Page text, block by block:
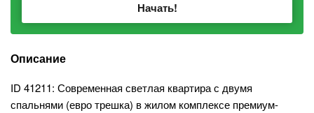
Начать!
Описание
ID 41211: Современная светлая квартира с двумя
спальнями (евро трешка) в жилом комплексе премиум-